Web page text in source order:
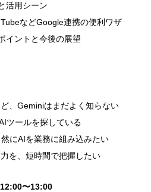
活用シーン
などGoogle連携の便利ワザ
イントと今後の展望
、Geminiはまだよく知らない
ツールを探している
にAIを業務に組み込みたい
を、短時間で把握したい
〜13:00